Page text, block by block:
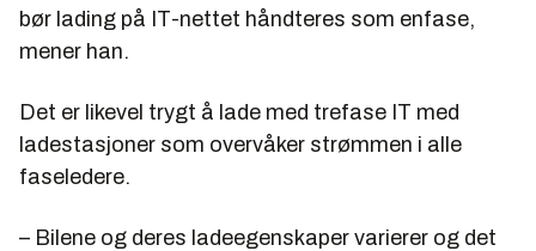
bør lading på IT-nettet håndteres som enfase,
mener han.
Det er likevel trygt å lade med trefase IT med
ladestasjoner som overvåker strømmen i alle
faseledere.
– Bilene og deres ladeegenskaper varierer og det